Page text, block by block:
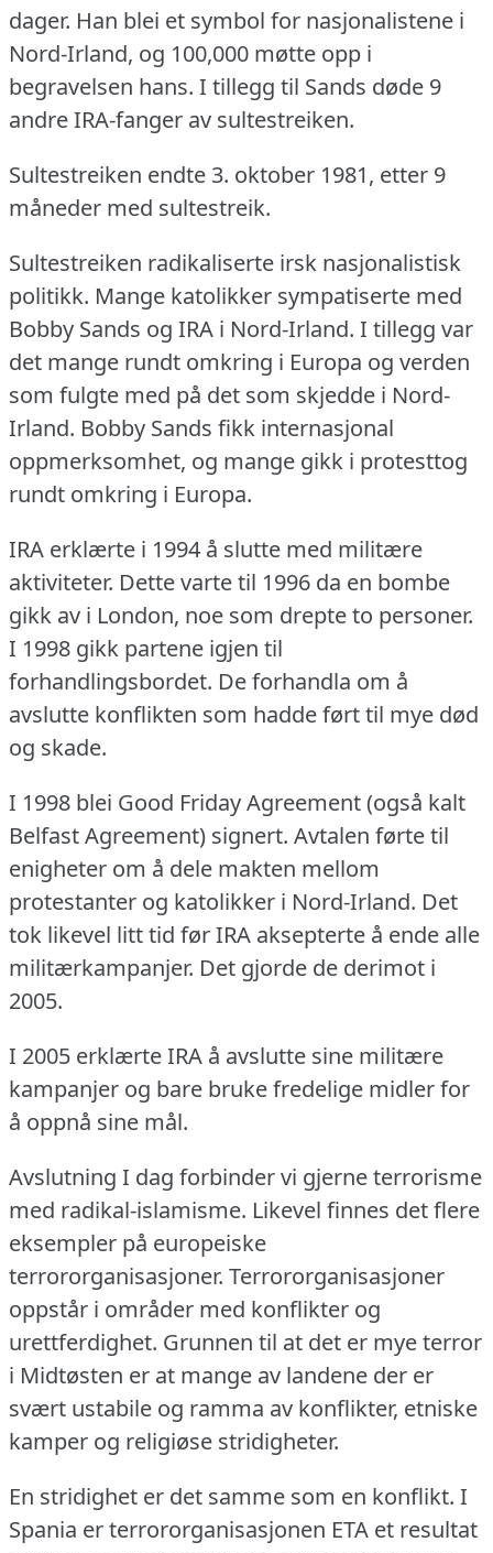
dager. Han blei et symbol for nasjonalistene i
Nord-Irland, og 100,000 møtte opp i
begravelsen hans. I tillegg til Sands døde 9
andre IRA-fanger av sultestreiken.
Sultestreiken endte 3. oktober 1981, etter 9
måneder med sultestreik.
Sultestreiken radikaliserte irsk nasjonalistisk
politikk. Mange katolikker sympatiserte med
Bobby Sands og IRA i Nord-Irland. I tillegg var
det mange rundt omkring i Europa og verden
som fulgte med på det som skjedde i Nord-
Irland. Bobby Sands fikk internasjonal
oppmerksomhet, og mange gikk i protesttog
rundt omkring i Europa.
IRA erklærte i 1994 å slutte med militære
aktiviteter. Dette varte til 1996 da en bombe
gikk av i London, noe som drepte to personer.
I 1998 gikk partene igjen til
forhandlingsbordet. De forhandla om å
avslutte konflikten som hadde ført til mye død
og skade.
I 1998 blei Good Friday Agreement (også kalt
Belfast Agreement) signert. Avtalen førte til
enigheter om å dele makten mellom
protestanter og katolikker i Nord-Irland. Det
tok likevel litt tid før IRA aksepterte å ende alle
militærkampanjer. Det gjorde de derimot i
2005.
I 2005 erklærte IRA å avslutte sine militære
kampanjer og bare bruke fredelige midler for
å oppnå sine mål.
Avslutning I dag forbinder vi gjerne terrorisme
med radikal-islamisme. Likevel finnes det flere
eksempler på europeiske
terrororganisasjoner. Terrororganisasjoner
oppstår i områder med konflikter og
urettferdighet. Grunnen til at det er mye terror
i Midtøsten er at mange av landene der er
svært ustabile og ramma av konflikter, etniske
kamper og religiøse stridigheter.
En stridighet er det samme som en konflikt. I
Spania er terrororganisasjonen ETA et resultat